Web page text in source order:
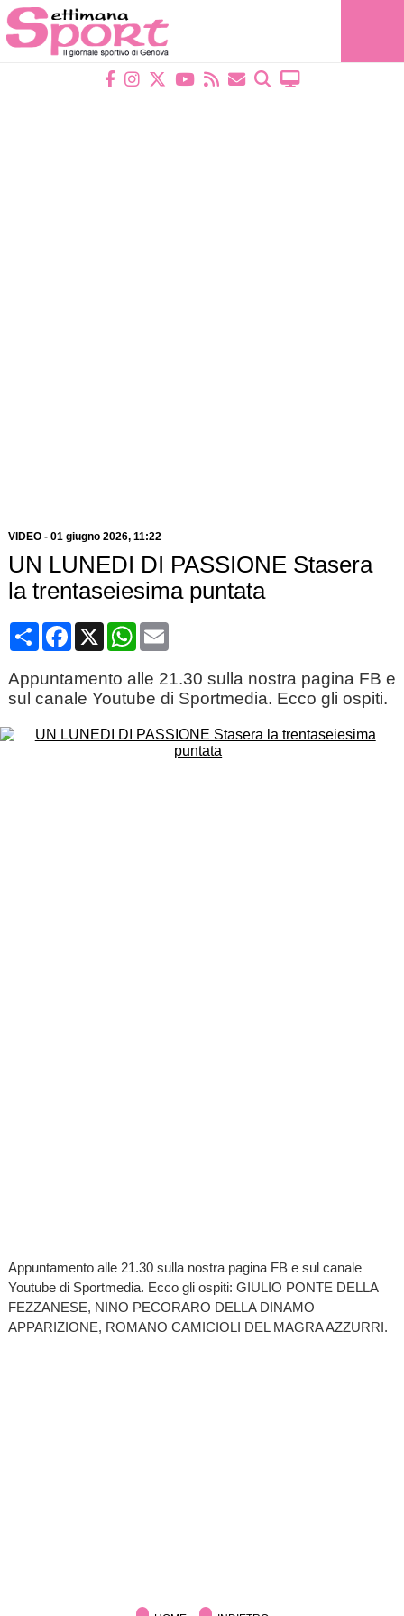
VIDEO- 01 giugno 2026, 11:22
UN LUNEDI DI PASSIONE Stasera
la trentaseiesima puntata
CondividiFacebook
X WhatsApp
Email
Appuntamento alle 21.30 sulla nostra pagina FB e
sul canale Youtube di Sportmedia. Ecco gli ospiti.
Appuntamento alle 21.30 sulla nostra pagina FB e sul canale
Youtube di Sportmedia. Ecco gli ospiti: GIULIO PONTE DELLA
FEZZANESE, NINO PECORARO DELLA DINAMO
APPARIZIONE, ROMANO CAMICIOLI DEL MAGRA AZZURRI.